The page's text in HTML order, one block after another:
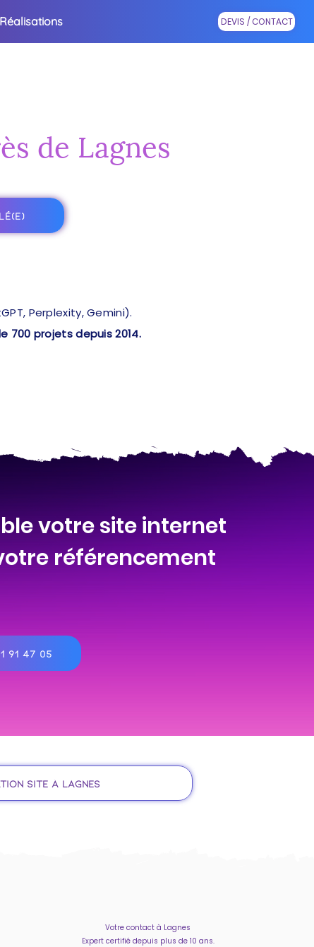
Réalisations DEVIS / CONTACT
de Lagnes
Perplexity, Gemini).
700 projets depuis 2014.
votre site internet
référencement
91 47 05
site à Lagnes
Votre contact à Lagnes
Expert certifié depuis plus de 10 ans.